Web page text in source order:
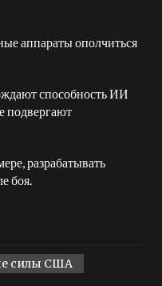
аппараты ополчиться
способность ИИ
подвергают
разрабатывать
боя.
силы США